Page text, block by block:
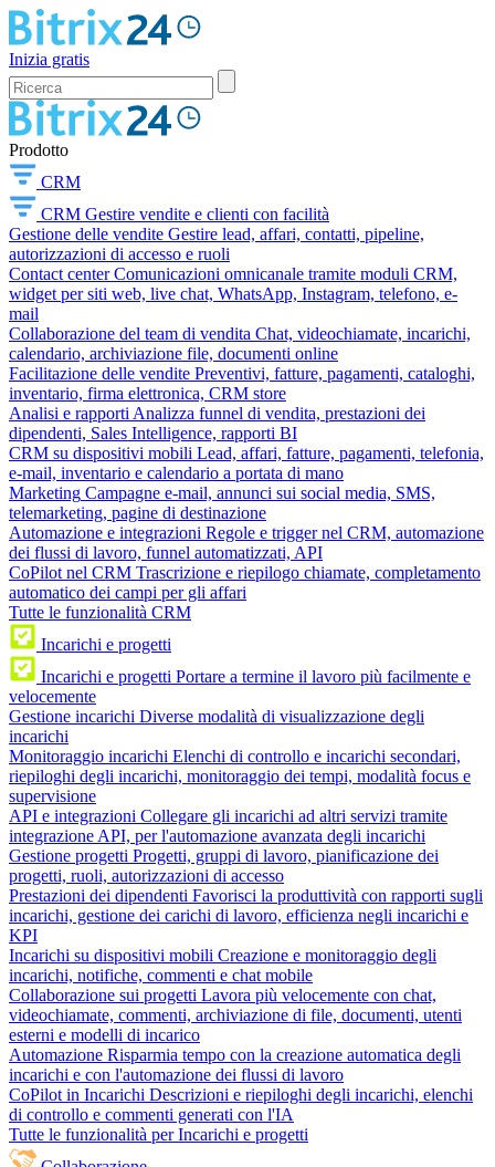
Inizia gratis
Prodotto
CRM
CRM Gestire vendite e clienti con facilità
Gestione delle vendite Gestire lead, affari, contatti, pipeline,
autorizzazioni di accesso e ruoli
Contact center Comunicazioni omnicanale tramite moduli CRM,
widget per siti web, live chat, WhatsApp, Instagram, telefono, e-
mail
Collaborazione del team di vendita Chat, videochiamate, incarichi,
calendario, archiviazione file, documenti online
Facilitazione delle vendite Preventivi, fatture, pagamenti, cataloghi,
inventario, firma elettronica, CRM store
Analisi e rapporti Analizza funnel di vendita, prestazioni dei
dipendenti, Sales Intelligence, rapporti BI
CRM su dispositivi mobili Lead, affari, fatture, pagamenti, telefonia,
e-mail, inventario e calendario a portata di mano
Marketing Campagne e-mail, annunci sui social media, SMS,
telemarketing, pagine di destinazione
Automazione e integrazioni Regole e trigger nel CRM, automazione
dei flussi di lavoro, funnel automatizzati, API
CoPilot nel CRM Trascrizione e riepilogo chiamate, completamento
automatico dei campi per gli affari
Tutte le funzionalità CRM
Incarichi e progetti
Incarichi e progetti Portare a termine il lavoro più facilmente e
velocemente
Gestione incarichi Diverse modalità di visualizzazione degli
incarichi
Monitoraggio incarichi Elenchi di controllo e incarichi secondari,
riepiloghi degli incarichi, monitoraggio dei tempi, modalità focus e
supervisione
API e integrazioni Collegare gli incarichi ad altri servizi tramite
integrazione API, per l'automazione avanzata degli incarichi
Gestione progetti Progetti, gruppi di lavoro, pianificazione dei
progetti, ruoli, autorizzazioni di accesso
Prestazioni dei dipendenti Favorisci la produttività con rapporti sugli
incarichi, gestione dei carichi di lavoro, efficienza negli incarichi e
KPI
Incarichi su dispositivi mobili Creazione e monitoraggio degli
incarichi, notifiche, commenti e chat mobile
Collaborazione sui progetti Lavora più velocemente con chat,
videochiamate, commenti, archiviazione di file, documenti, utenti
esterni e modelli di incarico
Automazione Risparmia tempo con la creazione automatica degli
incarichi e con l'automazione dei flussi di lavoro
CoPilot in Incarichi Descrizioni e riepiloghi degli incarichi, elenchi
di controllo e commenti generati con l'IA
Tutte le funzionalità per Incarichi e progetti